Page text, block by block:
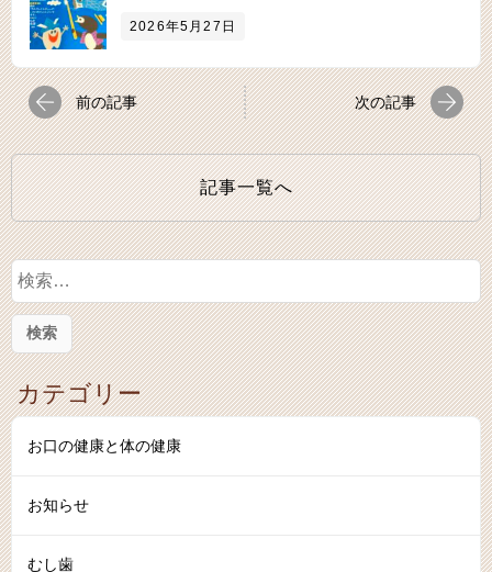
2026年5月27日
前の記事 次の記事
記事一覧へ
検
索
:
カテゴリー
お口の健康と体の健康
お知らせ
むし歯